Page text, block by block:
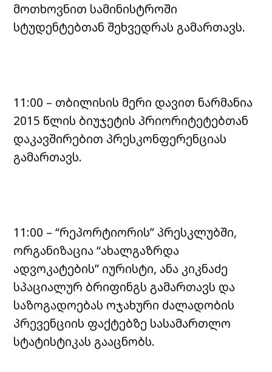
მოთხოვნით სამინისტროში
სტუდენტებთან შეხვედრას გამართავს.
11:00 – თბილისის მერი დავით ნარმანია
2015 წლის ბიუჯეტის პრიორიტეტებთან
დაკავშირებით პრესკონფერენციას
გამართავს.
11:00 – “რეპორტიორის” პრესკლუბში,
ორგანიზაცია “ახალგაზრდა
ადვოკატების” იურისტი, ანა კიკნაძე
სპაციალურ ბრიფინგს გამართავს და
საზოგადოებას ოჯახური ძალადობის
პრევენციის ფაქტებზე სასამართლო
სტატისტიკას გააცნობს.